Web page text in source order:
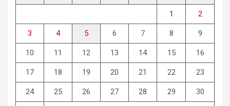
1 2
3 4 5 6 7 8 9
10 11 12 13 14 15 16
17 18 19 20 21 22 23
24 25 26 27 28 29 30